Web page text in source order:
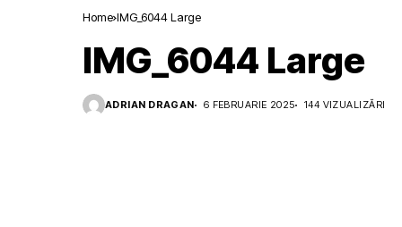
Home IMG_6044 Large
IMG_6044 Large
ADRIAN DRAGAN 6 FEBRUARIE 2025 144 VIZUALIZĂRI